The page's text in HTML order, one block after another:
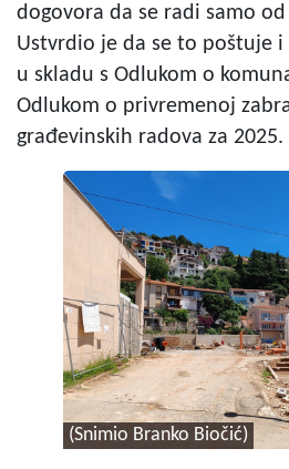
dogovora da se radi samo
Ustvrdio je da se to poštuje i
u skladu s Odlukom o
Odlukom o privremenoj
građevinskih radova za
(Snimio Branko Biočić)